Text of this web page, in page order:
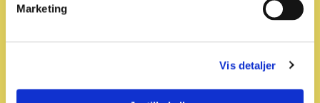
Marketing
Vis detaljer
Relaterede emner